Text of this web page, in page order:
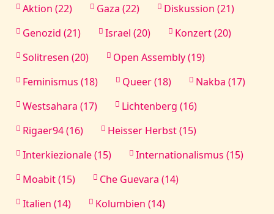
Aktion (22)
Gaza (22)
Diskussion (21)
Genozid (21)
Israel (20)
Konzert (20)
Solitresen (20)
Open Assembly (19)
Feminismus (18)
Queer (18)
Nakba (17)
Westsahara (17)
Lichtenberg (16)
Rigaer94 (16)
Heisser Herbst (15)
Interkiezionale (15)
Internationalismus (15)
Moabit (15)
Che Guevara (14)
Italien (14)
Kolumbien (14)